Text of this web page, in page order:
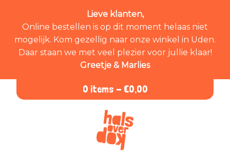
Lieve klanten,
Online bestellen is op dit moment helaas niet
mogelijk. Kom gezellig naar onze winkel in Uden.
Daar staan we met veel plezier voor jullie klaar!
Greetje & Marlies
0 items - €0,00